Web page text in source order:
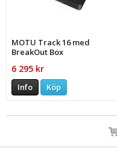
MOTU Track 16 med
BreakOut Box
6 295 kr
Info Köp